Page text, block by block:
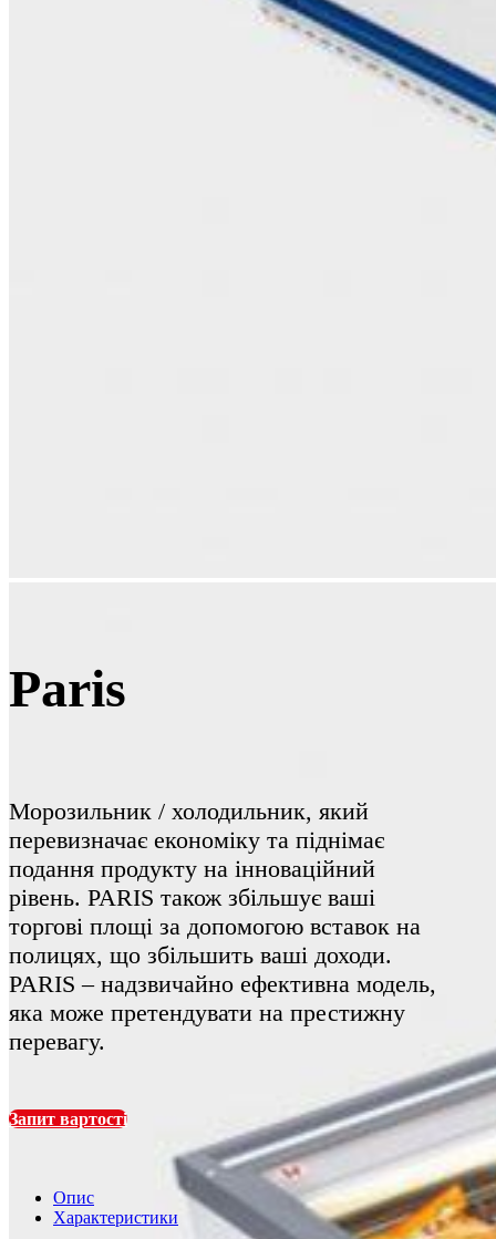
Paris
Морозильник / холодильник, який
перевизначає економіку та піднімає
подання продукту на інноваційний
рівень. PARIS також збільшує ваші
торгові площі за допомогою вставок на
полицях, що збільшить ваші доходи.
PARIS – надзвичайно ефективна модель,
яка може претендувати на престижну
перевагу.
Запит вартості
Опис
Характеристики